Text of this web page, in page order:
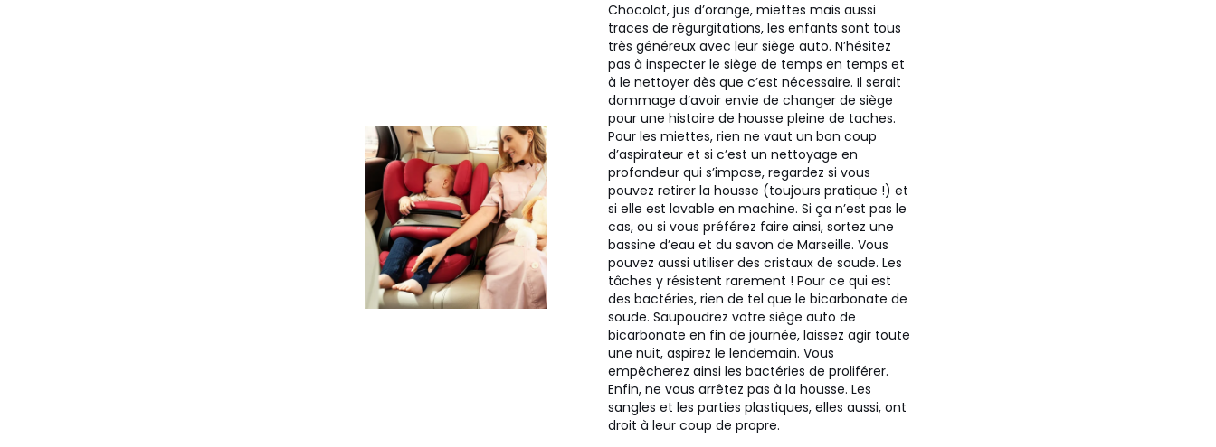
Chocolat, jus d’orange, miettes mais aussi
traces de régurgitations, les enfants sont tous
très généreux avec leur siège auto. N’hésitez
pas à inspecter le siège de temps en temps et
à le nettoyer dès que c’est nécessaire. Il serait
dommage d’avoir envie de changer de siège
pour une histoire de housse pleine de taches.
Pour les miettes, rien ne vaut un bon coup
d’aspirateur et si c’est un nettoyage en
profondeur qui s’impose, regardez si vous
pouvez retirer la housse (toujours pratique !) et
si elle est lavable en machine. Si ça n’est pas le
cas, ou si vous préférez faire ainsi, sortez une
bassine d’eau et du savon de Marseille. Vous
pouvez aussi utiliser des cristaux de soude. Les
tâches y résistent rarement ! Pour ce qui est
des bactéries, rien de tel que le bicarbonate de
soude. Saupoudrez votre siège auto de
bicarbonate en fin de journée, laissez agir toute
une nuit, aspirez le lendemain. Vous
empêcherez ainsi les bactéries de proliférer.
Enfin, ne vous arrêtez pas à la housse. Les
sangles et les parties plastiques, elles aussi, ont
droit à leur coup de propre.